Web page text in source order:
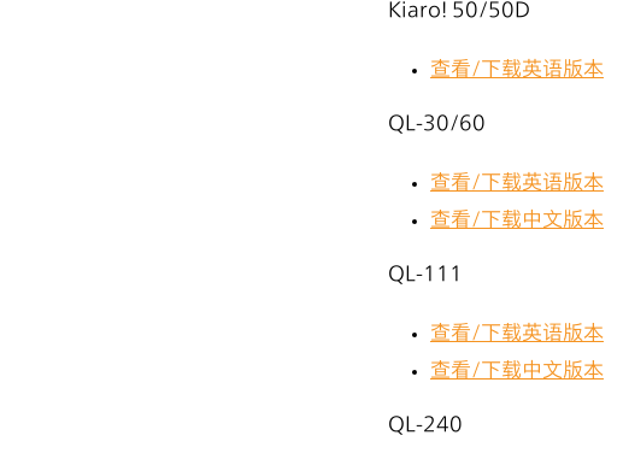
Kiaro! 50/50D
查看/下载英语版本
QL-30/60
查看/下载英语版本
查看/下载中文版本
QL-111
查看/下载英语版本
查看/下载中文版本
QL-240